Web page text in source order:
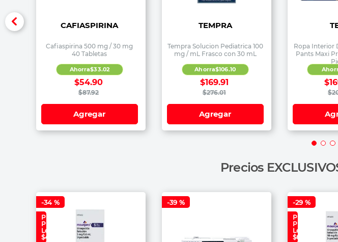
CAFIASPIRINA
Cafiaspirina 500 mg / 30 mg
40 Tabletas
$87.92
$54.90
Ahorra$33.02
Agregar
TEMPRA
Tempra Solucion Pediatrica 100
mg / mL Frasco con 30 mL
$276.01
$169.91
Ahorra$106.10
Agregar
Ropa Interior
Pants Maxi
$
$
Precios
-34 %
Precio
Plan
Lealtad:
$4,699
-39 % -29 %
Precio
Plan
Lealtad:
$6,690